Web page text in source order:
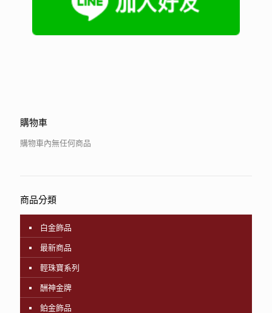
購物車
購物車內無任何商品
商品分類
白金飾品
最新商品
輕珠寶系列
酬神金牌
鉑金飾品